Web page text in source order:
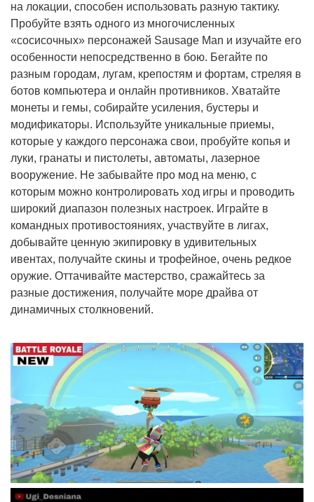
на локации, способен использовать разную тактику.
Пробуйте взять одного из многочисленных
«сосисочных» персонажей Sausage Man и изучайте его
особенности непосредственно в бою. Бегайте по
разным городам, лугам, крепостям и фортам, стреляя в
ботов компьютера и онлайн противников. Хватайте
монеты и гемы, собирайте усиления, бустеры и
модификаторы. Используйте уникальные приемы,
которые у каждого персонажа свои, пробуйте копья и
луки, гранаты и пистолеты, автоматы, лазерное
вооружение. Не забывайте про мод на меню, с
которым можно контролировать ход игры и проводить
широкий диапазон полезных настроек. Играйте в
командных противостояниях, участвуйте в лигах,
добывайте ценную экипировку в удивительных
ивентах, получайте скины и трофейное, очень редкое
оружие. Оттачивайте мастерство, сражайтесь за
разные достижения, получайте море драйва от
динамичных столкновений.